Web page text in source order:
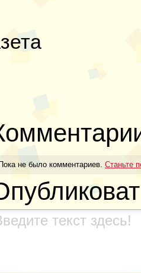
не было комментариев. Станьте